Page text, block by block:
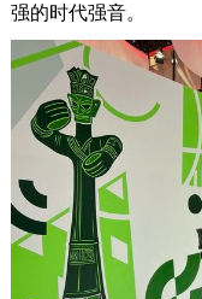
强的时代强音。